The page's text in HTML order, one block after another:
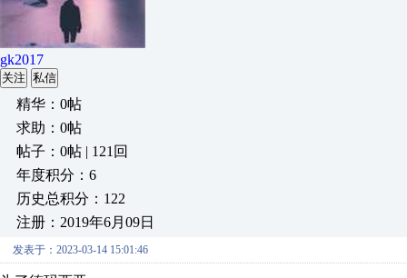
gk2017
关注 私信
精华：0帖
求助：0帖
帖子：0帖 | 121回
年度积分：6
历史总积分：122
注册：2019年6月09日
发表于：2023-03-14 15:01:46